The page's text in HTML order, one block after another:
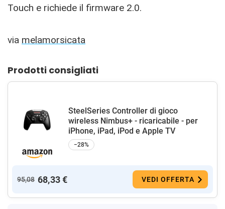
Touch e richiede il firmware 2.0.
via melamorsicata
Prodotti consigliati
SteelSeries Controller di gioco
wireless Nimbus+ - ricaricabile - per
iPhone, iPad, iPod e Apple TV
−28%
95,08 68,33 € VEDI OFFERTA